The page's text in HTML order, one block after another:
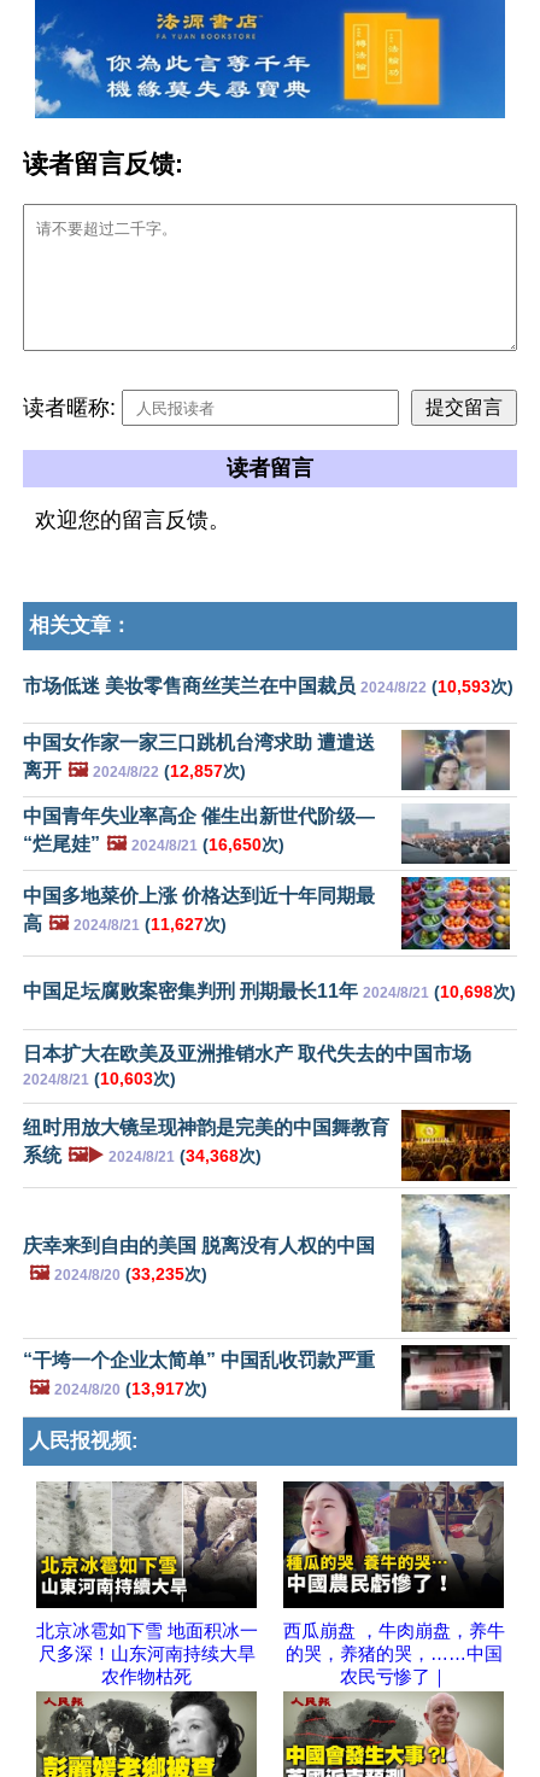
读者留言反馈:
读者暱称:
读者留言
欢迎您的留言反馈。
相关文章：
市场低迷 美妆零售商丝芙兰在中国裁员 2024/8/22 (10,593次)
中国女作家一家三口跳机台湾求助 遭遣送
离开 🖼️ 2024/8/22 (12,857次)
中国青年失业率高企 催生出新世代阶级—
“烂尾娃” 🖼️ 2024/8/21 (16,650次)
中国多地菜价上涨 价格达到近十年同期最
高 🖼️ 2024/8/21 (11,627次)
中国足坛腐败案密集判刑 刑期最长11年 2024/8/21 (10,698次)
日本扩大在欧美及亚洲推销水产 取代失去的中国市场
2024/8/21 (10,603次)
纽时用放大镜呈现神韵是完美的中国舞教育
系统 🖼️▶️ 2024/8/21 (34,368次)
庆幸来到自由的美国 脱离没有人权的中国
🖼️ 2024/8/20 (33,235次)
“干垮一个企业太简单” 中国乱收罚款严重
🖼️ 2024/8/20 (13,917次)
人民报视频:
北京冰雹如下雪 地面积冰一
尺多深！山东河南持续大旱
农作物枯死
西瓜崩盘 ，牛肉崩盘，养牛
的哭，养猪的哭，……中国
农民亏惨了｜